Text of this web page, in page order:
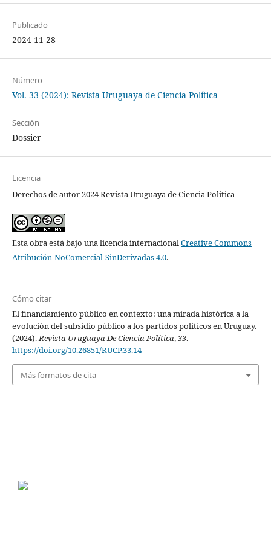
Publicado
2024-11-28
Número
Vol. 33 (2024): Revista Uruguaya de Ciencia Política
Sección
Dossier
Licencia
Derechos de autor 2024 Revista Uruguaya de Ciencia Política
Esta obra está bajo una licencia internacionalCreative Commons
Atribución-NoComercial-SinDerivadas 4.0.
Cómo citar
El financiamiento público en contexto: una mirada histórica a la
evolución del subsidio público a los partidos políticos en Uruguay.
(2024).Revista Uruguaya De Ciencia Política,33.
https://doi.org/10.26851/RUCP.33.14
Más formatos de cita